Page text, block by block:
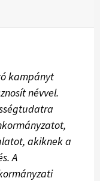
kampányt
névvel.
akiknek a
A